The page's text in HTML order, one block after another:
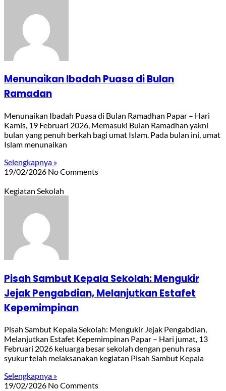
Menunaikan Ibadah Puasa di Bulan
Ramadan
Menunaikan Ibadah Puasa di Bulan Ramadhan Papar – Hari
Kamis, 19 Februari 2026, Memasuki Bulan Ramadhan yakni
bulan yang penuh berkah bagi umat Islam. Pada bulan ini, umat
Islam menunaikan
Selengkapnya »
19/02/2026 No Comments
Kegiatan Sekolah
Pisah Sambut Kepala Sekolah: Mengukir
Jejak Pengabdian, Melanjutkan Estafet
Kepemimpinan
Pisah Sambut Kepala Sekolah: Mengukir Jejak Pengabdian,
Melanjutkan Estafet Kepemimpinan Papar – Hari jumat, 13
Februari 2026 keluarga besar sekolah dengan penuh rasa
syukur telah melaksanakan kegiatan Pisah Sambut Kepala
Selengkapnya »
19/02/2026 No Comments